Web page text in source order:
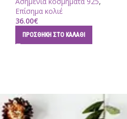
Επίσημα κολιέ
36.00€
ΠΡΟΣΘΉΚΗ ΣΤΟ ΚΑΛΆΘΙ